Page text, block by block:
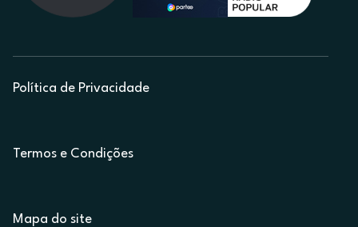
Política de Privacidade
Termos e Condições
Mapa do site